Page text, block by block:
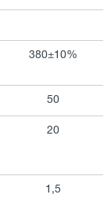
380±10%
50
20
1,5